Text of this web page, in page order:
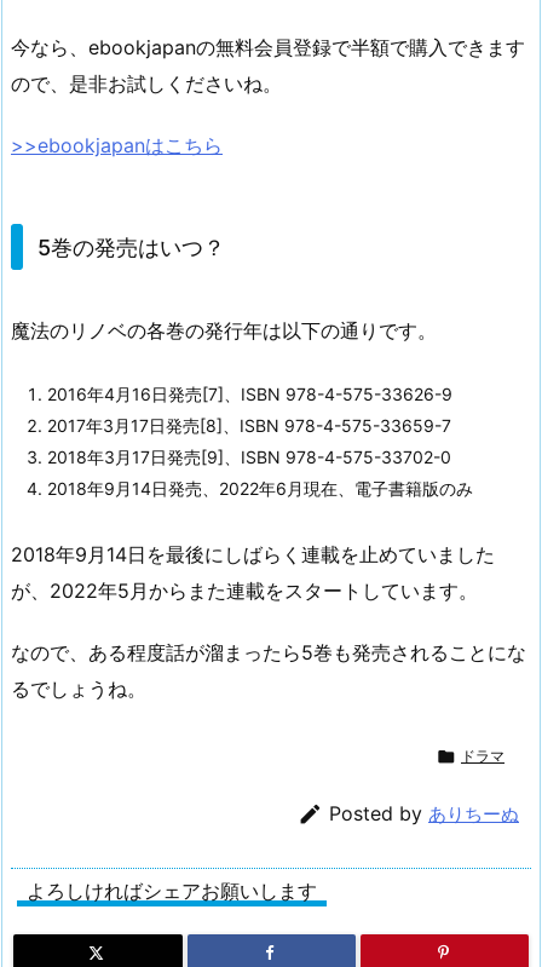
今なら、ebookjapanの無料会員登録で半額で購入できます
ので、是非お試しくださいね。
>>ebookjapanはこちら
5巻の発売はいつ？
魔法のリノベの各巻の発行年は以下の通りです。
2016年4月16日発売[7]、ISBN 978-4-575-33626-9
2017年3月17日発売[8]、ISBN 978-4-575-33659-7
2018年3月17日発売[9]、ISBN 978-4-575-33702-0
2018年9月14日発売、2022年6月現在、電子書籍版のみ
2018年9月14日を最後にしばらく連載を止めていました
が、2022年5月からまた連載をスタートしています。
なので、ある程度話が溜まったら5巻も発売されることにな
るでしょうね。
 ドラマ
 Posted by ありちーぬ
よろしければシェアお願いします